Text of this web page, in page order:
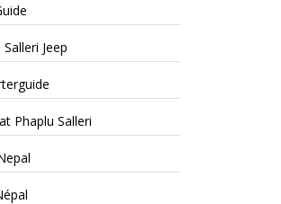
Jeep
Phaplu Salleri